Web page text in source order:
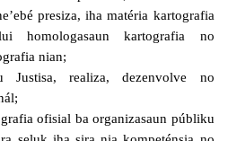
presiza, iha matéria kartografia
homologasaun kartografia no
nian;
realiza, dezenvolve no
ofisial ba organizasaun públiku